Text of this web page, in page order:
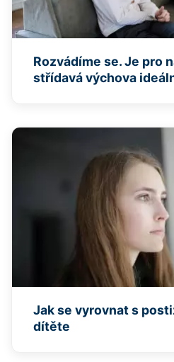
Rozvádíme se. Je pro
střídavá výchova
Jak se vyrovnat s
dítěte